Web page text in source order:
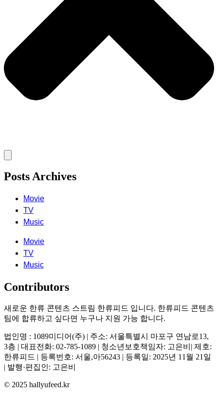
Posts Archives
Movie
TV
Music
Movie
TV
Music
Contributors
새로운 한류 콘텐츠 스트림 한류피드 입니다. 한류피드 콘텐츠
팀에 합류하고 싶다면 누구나 지원 가능 합니다.
법인명 : 1089미디어(주) | 주소: 서울특별시 마포구 연남로13,
3층 | 대표전화: 02-785-1089 | 청소년보호책임자: 고은비| 제호:
한류피드 | 등록번호: 서울,아56243 | 등록일: 2025년 11월 21일
| 발행·편집인: 고은비
© 2025 hallyufeed.kr